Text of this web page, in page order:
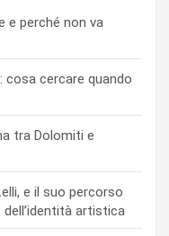
e perché non va
cercare quando
tra Dolomiti e
e il suo percorso
artistica